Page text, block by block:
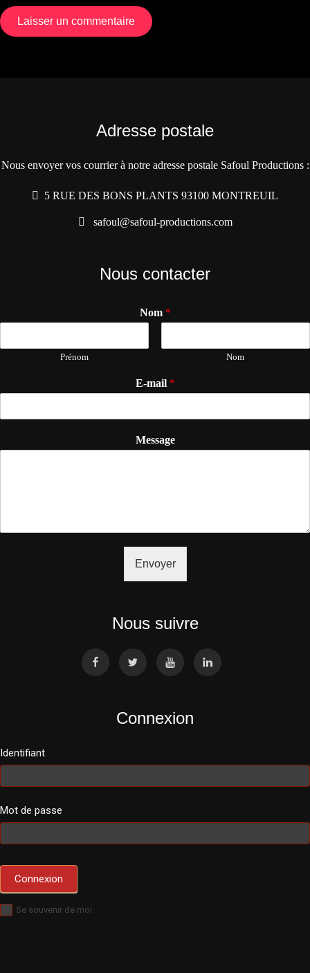
Adresse postale
Nous envoyer vos courrier à notre adresse postale Safoul Productions :
5 RUE DES BONS PLANTS 93100 MONTREUIL
safoul@safoul-productions.com
Nous contacter
Nom *
Prénom Nom
E-mail *
Message
Envoyer
Nous suivre
Connexion
Identifiant
Mot de passe
Se souvenir de moi